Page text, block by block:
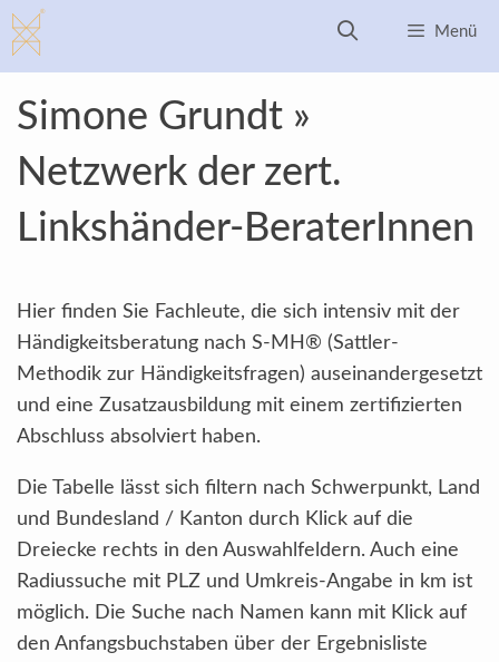
Zum
Inhalt
springen
Menü
Simone Grundt »
Netzwerk der zert.
Linkshänder-BeraterInnen
Hier finden Sie Fachleute, die sich intensiv mit der
Händigkeitsberatung nach S-MH® (Sattler-
Methodik zur Händigkeitsfragen) auseinandergesetzt
und eine Zusatzausbildung mit einem zertifizierten
Abschluss absolviert haben.
Die Tabelle lässt sich filtern nach Schwerpunkt, Land
und Bundesland / Kanton durch Klick auf die
Dreiecke rechts in den Auswahlfeldern. Auch eine
Radiussuche mit PLZ und Umkreis-Angabe in km ist
möglich. Die Suche nach Namen kann mit Klick auf
den Anfangsbuchstaben über der Ergebnisliste